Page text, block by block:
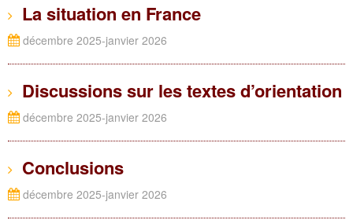
La situation en France
décembre 2025-janvier 2026
Discussions sur les textes d’orientation
décembre 2025-janvier 2026
Conclusions
décembre 2025-janvier 2026